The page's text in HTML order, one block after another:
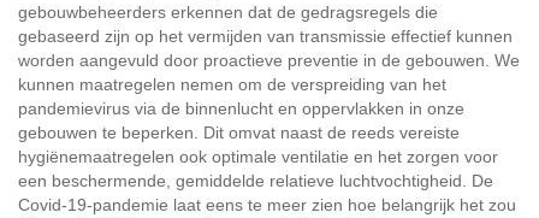
gebouwbeheerders erkennen dat de gedragsregels die
gebaseerd zijn op het vermijden van transmissie effectief kunnen
worden aangevuld door proactieve preventie in de gebouwen. We
kunnen maatregelen nemen om de verspreiding van het
pandemievirus via de binnenlucht en oppervlakken in onze
gebouwen te beperken. Dit omvat naast de reeds vereiste
hygiënemaatregelen ook optimale ventilatie en het zorgen voor
een beschermende, gemiddelde relatieve luchtvochtigheid. De
Covid-19-pandemie laat eens te meer zien hoe belangrijk het zou